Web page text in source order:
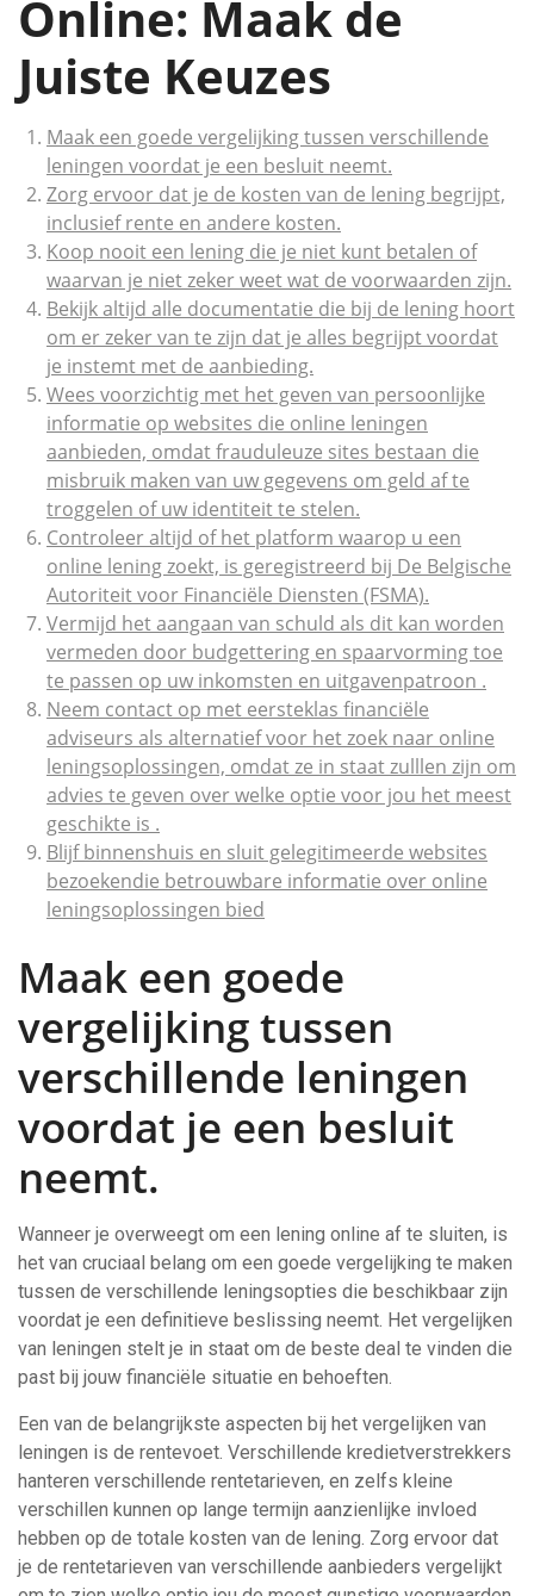
Online: Maak de
Juiste Keuzes
Maak een goede vergelijking tussen verschillende
leningen voordat je een besluit neemt.
Zorg ervoor dat je de kosten van de lening begrijpt,
inclusief rente en andere kosten.
Koop nooit een lening die je niet kunt betalen of
waarvan je niet zeker weet wat de voorwaarden zijn.
Bekijk altijd alle documentatie die bij de lening hoort
om er zeker van te zijn dat je alles begrijpt voordat
je instemt met de aanbieding.
Wees voorzichtig met het geven van persoonlijke
informatie op websites die online leningen
aanbieden, omdat frauduleuze sites bestaan ​​die
misbruik maken van uw gegevens om geld af te
troggelen of uw identiteit te stelen.
Controleer altijd of het platform waarop u een
online lening zoekt, is geregistreerd bij De Belgische
Autoriteit voor Financiële Diensten (FSMA).
Vermijd het aangaan van schuld als dit kan worden
vermeden door budgettering en spaarvorming toe
te passen op uw inkomsten en uitgavenpatroon .
Neem contact op met eersteklas financiële
adviseurs als alternatief voor het zoek naar online
leningsoplossingen, omdat ze in staat zulllen zijn om
advies te geven over welke optie voor jou het meest
geschikte is .
Blijf binnenshuis en sluit gelegitimeerde websites
bezoekendie betrouwbare informatie over online
leningsoplossingen bied
Maak een goede
vergelijking tussen
verschillende leningen
voordat je een besluit
neemt.
Wanneer je overweegt om een lening online af te sluiten, is
het van cruciaal belang om een goede vergelijking te maken
tussen de verschillende leningsopties die beschikbaar zijn
voordat je een definitieve beslissing neemt. Het vergelijken
van leningen stelt je in staat om de beste deal te vinden die
past bij jouw financiële situatie en behoeften.
Een van de belangrijkste aspecten bij het vergelijken van
leningen is de rentevoet. Verschillende kredietverstrekkers
hanteren verschillende rentetarieven, en zelfs kleine
verschillen kunnen op lange termijn aanzienlijke invloed
hebben op de totale kosten van de lening. Zorg ervoor dat
je de rentetarieven van verschillende aanbieders vergelijkt